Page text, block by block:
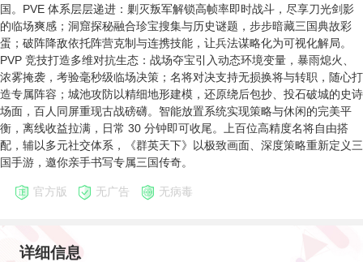
国。PVE 体系层层递进：剿灭叛军解锁高帧率即时战斗，尽享刀光剑影
的临场爽感；洞窟探秘融合珍宝搜集与历史谜题，步步暗藏三国典故彩
蛋；破阵降敌依托阵营克制与连携技能，让兵法谋略化为可视化解局。
PVP 竞技打造多维对抗生态：战场夺宝引入动态环境变量，暴雨熄火、
浓雾掩袭，考验毫秒级临场决策；名将对决支持无损换将与转职，随心打
造专属阵容；城池攻防以精细地形建模，还原绕后包抄、投石破城的史诗
场面，百人同屏重现古战磅礴。智能放置系统实现策略与休闲的完美平
衡，离线收益拉满，日常 30 分钟即可收尾。上百位高精度名将自由搭
配，辅以多元社交体系，《群英天下》以极致画面、深度策略重新定义三
国手游，邀你亲手书写专属三国传奇。
官方版 无广告 无病毒
详细信息